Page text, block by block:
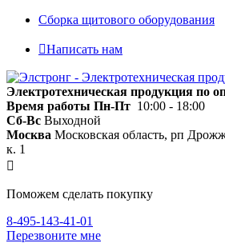
Сборка щитового оборудования
Написать нам
Электротехническая продукция по
Время работы Пн-Пт 10:00 - 18:00
Сб-Вс Выходной
Москва Московская область, рп
к. 1
Поможем сделать покупку
8-495-143-41-01
Перезвоните мне